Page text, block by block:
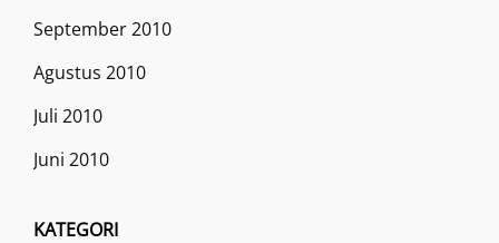
September 2010
Agustus 2010
Juli 2010
Juni 2010
KATEGORI